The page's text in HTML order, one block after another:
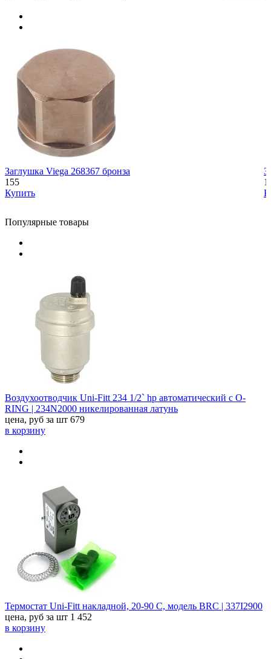
Заглушка Viega 268367 бронза
155
Купить
Популярные товары
Воздухоотводчик Uni-Fitt 234 1/2` hp автоматический с O-
RING | 234N2000 никелированная латунь
цена, руб за шт 679
в корзину
Термостат Uni-Fitt накладной, 20-90 C, модель BRC | 337I2900
цена, руб за шт 1 452
в корзину